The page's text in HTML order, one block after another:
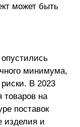
может быть
минимума,
В 2023
на
поставок
изделия и